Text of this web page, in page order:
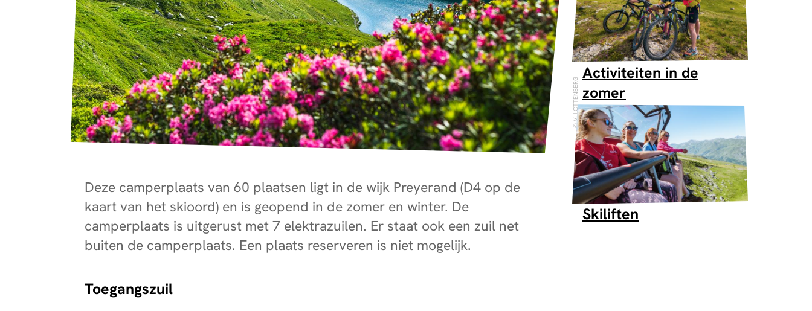
V. LOTTENBERG
Deze camperplaats van 60 plaatsen ligt in de wijk Preyerand (D4 op de
kaart van het skioord) en is geopend in de zomer en winter. De
camperplaats is uitgerust met 7 elektrazuilen. Er staat ook een zuil net
buiten de camperplaats. Een plaats reserveren is niet mogelijk.
Toegangszuil
Activiteiten in de
zomer
Skiliften